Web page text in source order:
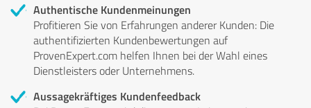
Authentische Kundenmeinungen
Profitieren Sie von Erfahrungen anderer Kunden: Die
authentifizierten Kundenbewertungen auf
ProvenExpert.com helfen Ihnen bei der Wahl eines
Dienstleisters oder Unternehmens.
Aussagekräftiges Kundenfeedback